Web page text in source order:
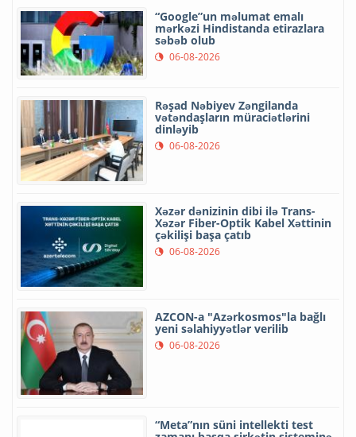
“Google”un məlumat emalı
mərkəzi Hindistanda etirazlara
səbəb olub
06-08-2026
Rəşad Nəbiyev Zəngilanda
vətəndaşların müraciətlərini
dinləyib
06-08-2026
Xəzər dənizinin dibi ilə Trans-
Xəzər Fiber-Optik Kabel Xəttinin
çəkilişi başa çatıb
06-08-2026
AZCON-a "Azərkosmos"la bağlı
yeni səlahiyyətlər verilib
06-08-2026
“Meta”nın süni intellekti test